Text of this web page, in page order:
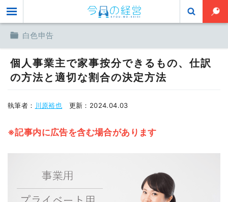
toggle
白色申告
個人事業主で家事按分できるもの、仕訳
の方法と適切な割合の決定方法
執筆者： 川原裕也 更新： 2024.04.03
※記事内に広告を含む場合があります